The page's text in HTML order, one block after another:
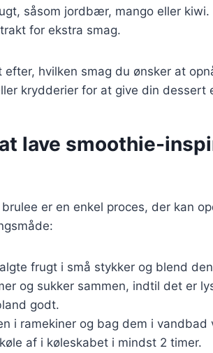
såsom jordbær, mango eller kiwi.
for ekstra smag.
hvilken smag du ønsker at
krydderier for at give din dessert
lave smoothie-
er en enkel proces, der kan
frugt i små stykker og blend
og sukker sammen, indtil det er
godt.
i ramekiner og bag dem i vandbad
af i køleskabet i mindst 2 timer.